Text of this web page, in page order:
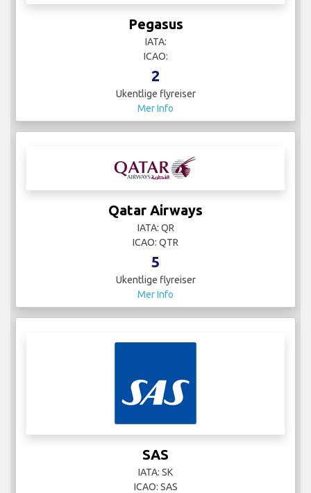
Pegasus
IATA:
ICAO:
2
Ukentlige flyreiser
Mer Info
Qatar Airways
IATA: QR
ICAO: QTR
5
Ukentlige flyreiser
Mer Info
SAS
IATA: SK
ICAO: SAS